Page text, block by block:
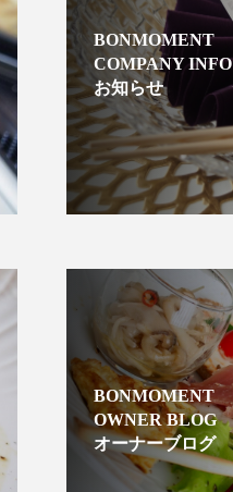
BONMOMENT
COMPANY INFO
お知らせ
BONMOMENT
OWNER BLOG
オーナーブログ